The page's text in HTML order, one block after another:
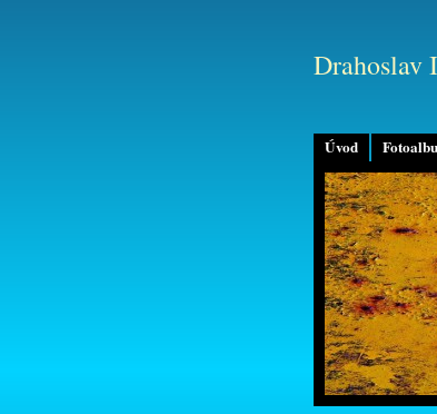
Úvod
Drahoslav